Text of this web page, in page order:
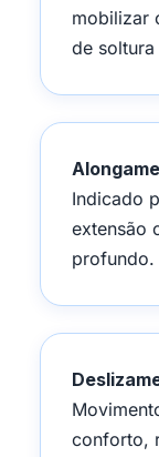
mobilizar
de soltura
Indicado
extensão
profundo.
conforto,